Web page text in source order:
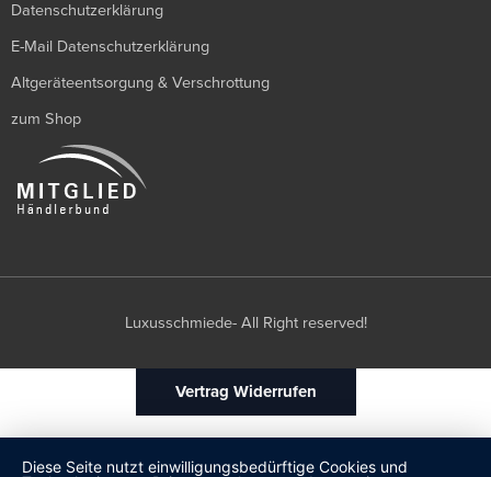
Datenschutzerklärung
E-Mail Datenschutzerklärung
Altgeräteentsorgung & Verschrottung
zum Shop
Luxusschmiede- All Right reserved!
Vertrag Widerrufen
Diese Seite nutzt einwilligungsbedürftige Cookies und